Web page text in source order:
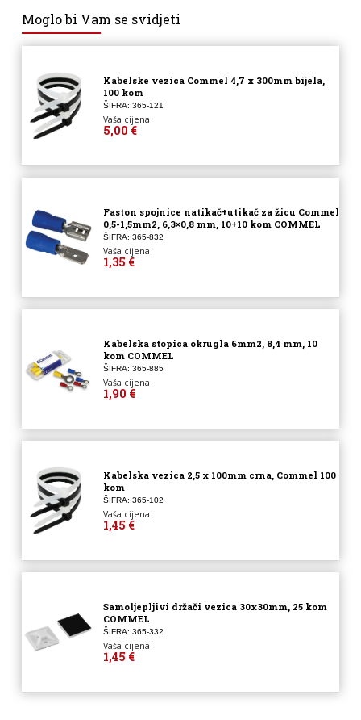
Moglo bi Vam se svidjeti
Kabelske vezica Commel 4,7 x 300mm bijela,
100 kom
ŠIFRA: 365-121
Vaša cijena:
5,00 €
Faston spojnice natikač+utikač za žicu Commel
0,5-1,5mm2, 6,3×0,8 mm, 10+10 kom COMMEL
ŠIFRA: 365-832
Vaša cijena:
1,35 €
Kabelska stopica okrugla 6mm2, 8,4 mm, 10
kom COMMEL
ŠIFRA: 365-885
Vaša cijena:
1,90 €
Kabelska vezica 2,5 x 100mm crna, Commel 100
kom
ŠIFRA: 365-102
Vaša cijena:
1,45 €
Samoljepljivi držači vezica 30x30mm, 25 kom
COMMEL
ŠIFRA: 365-332
Vaša cijena:
1,45 €